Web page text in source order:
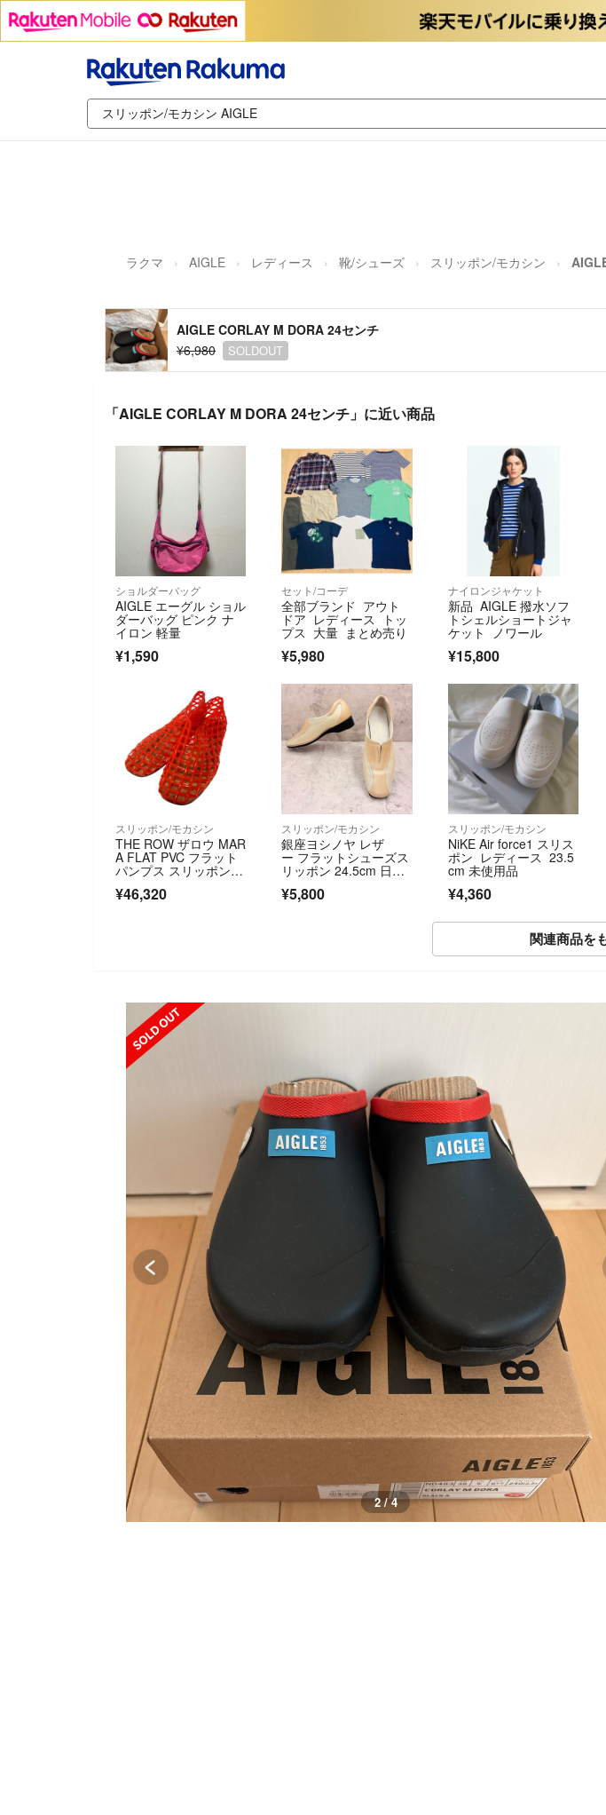
ラクマ AIGLE レディース 靴/シューズ スリッポン/モカシン
AIGLE CORLAY M DORA 24センチ
¥6,980
SOLDOUT
「AIGLE CORLAY M DORA 24センチ」に近い商品
ショルダーバッグ
AIGLE エーグル ショル
ダーバッグ ピンク ナ
イロン 軽量
¥1,590
セット/コーデ
全部ブランド アウト
ドア レディース トッ
プス 大量 まとめ売り
¥5,980
ナイロンジャケット
新品 AIGLE 撥水ソフ
トシェルショートジャ
ケット ノワール
¥15,800
スリッポン/モカシン
THE ROW ザロウ MAR
A FLAT PVC フラット
パンプス スリッポン F
5cm相当 レッド レディ
¥46,320
スリッポン/モカシン
銀座ヨシノヤ レザ
ー フラットシューズス
リッポン 24.5cm 日本
¥5,800
スリッポン/モカシン
NiKE Air force1 スリス
ポン レディース 23.5
cm 未使用品
¥4,360
関連商品を
3 / 4